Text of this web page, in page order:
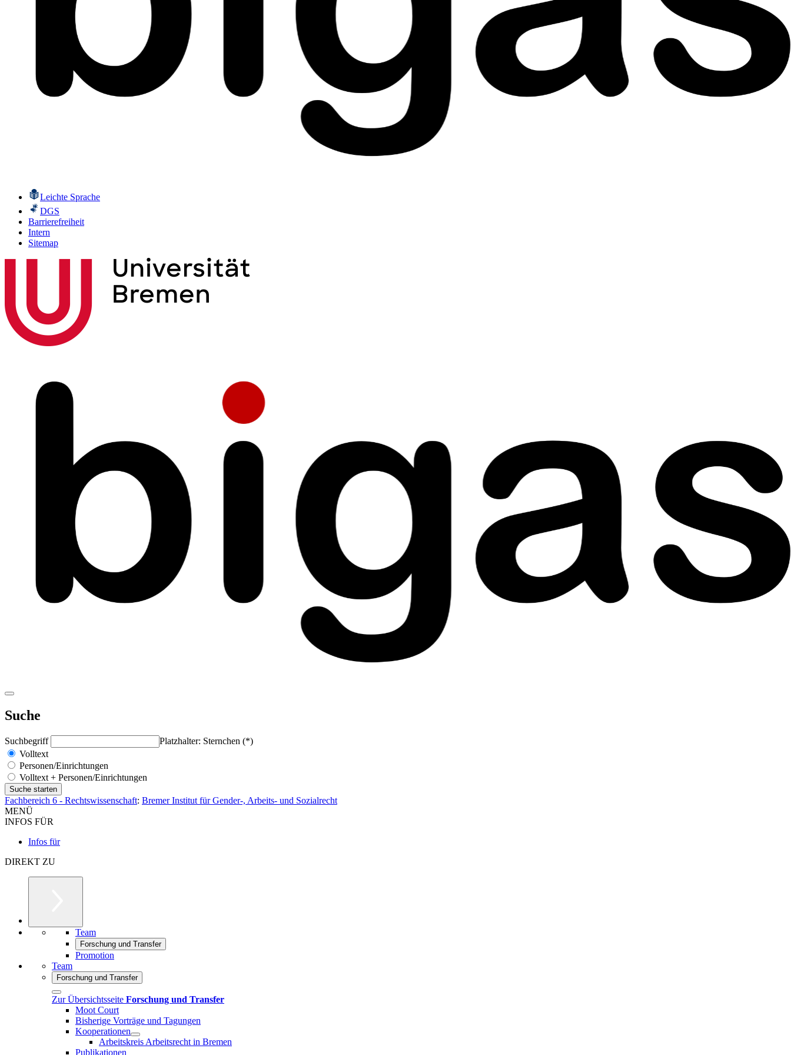
Leichte Sprache
DGS
Barrierefreiheit
Intern
Sitemap
Suche
Suchbegriff
Platzhalter: Sternchen (*)
Volltext
Personen/Einrichtungen
Volltext + Personen/Einrichtungen
Fachbereich 6 - Rechtswissenschaft: Bremer Institut für Gender-, Arbeits- und Sozialrecht
MENÜ
INFOS FÜR
Infos für
DIREKT ZU
Team
Forschung und Transfer
Promotion
Team
Forschung und Transfer
Zur Übersichtsseite Forschung und Transfer
Moot Court
Bisherige Vorträge und Tagungen
Kooperationen
Arbeitskreis Arbeitsrecht in Bremen
Publikationen